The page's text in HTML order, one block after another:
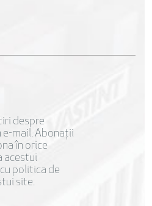
despre
e-mail. Abonații
în orice
acestui
politica de
site.